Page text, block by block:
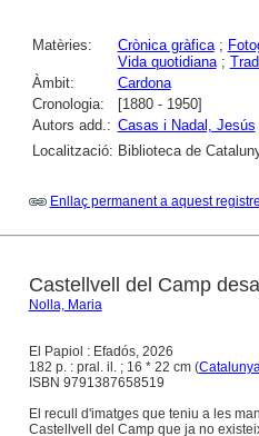
Matèries: Crònica gràfica;
Vida quotidiana;
Àmbit:
Cardona
Cronologia:
[1880 - 1950]
Autors add.: Casas i Nadal, Jesús
Localització: Biblioteca de
Enllaç permanent a aquest registre
Castellvell del Camp
Nolla, Maria
El Papiol : Efadós, 2026
182 p. : pral. il. ; 16 * 22 cm (
ISBN 9791387658519
El recull d'imatges que teniu a les
Castellvell del Camp que ja no